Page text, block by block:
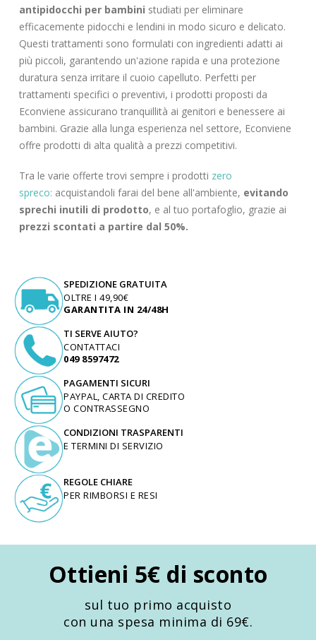
antipidocchi per bambini studiati per eliminare
efficacemente pidocchi e lendini in modo sicuro e delicato.
Questi trattamenti sono formulati con ingredienti adatti ai
più piccoli, garantendo un'azione rapida e una protezione
duratura senza irritare il cuoio capelluto. Perfetti per
trattamenti specifici o preventivi, i prodotti proposti da
Econviene assicurano tranquillità ai genitori e benessere ai
bambini. Grazie alla lunga esperienza nel settore, Econviene
offre prodotti di alta qualità a prezzi competitivi.
Tra le varie offerte trovi sempre i prodotti zero
spreco: acquistandoli farai del bene all'ambiente, evitando
sprechi inutili di prodotto, e al tuo portafoglio, grazie ai
prezzi scontati a partire dal 50%.
SPEDIZIONE GRATUITA
OLTRE I 49,90€
GARANTITA IN 24/48H
TI SERVE AIUTO?
CONTATTACI
049 8597472
PAGAMENTI SICURI
PAYPAL, CARTA DI CREDITO
O CONTRASSEGNO
CONDIZIONI TRASPARENTI
E TERMINI DI SERVIZIO
REGOLE CHIARE
PER RIMBORSI E RESI
Ottieni 5€ di sconto
sul tuo primo acquisto
con una spesa minima di 69€.